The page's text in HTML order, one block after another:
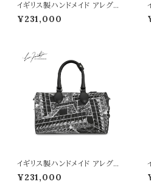
イギリス製ハンドメイド アレグレ
ット クラブバッグ （NY SIGN柄）
■納期１か月
¥231,000
イギリス製ハンドメイド アレグレ
ット クラブバッグ （Monochro
me Tower柄）■納期１か月
¥231,000